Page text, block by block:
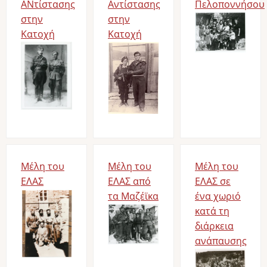
ΑΝτίστασης
στην
Κατοχή
Image
Αντίστασης
στην
Κατοχή
Image
Πελοποννήσου
Image
Μέλη του
ΕΛΑΣ
Image
Μέλη του
ΕΛΑΣ από
τα Μαζέϊκα
Image
Μέλη του
ΕΛΑΣ σε
ένα χωριό
κατά τη
διάρκεια
ανάπαυσης
Image